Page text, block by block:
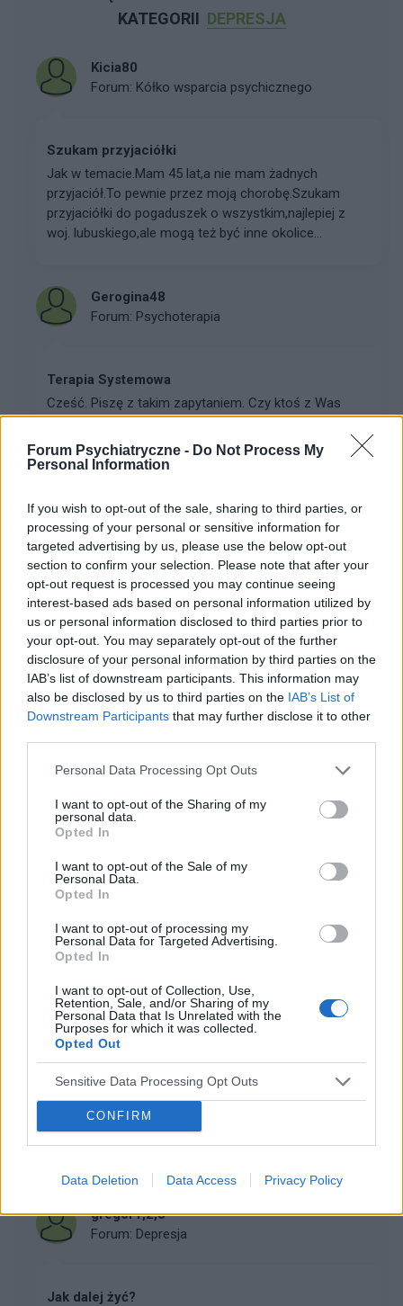
Forum Psychiatryczne - Do Not Process My
Personal Information
If you wish to opt-out of the sale, sharing to third parties, or
processing of your personal or sensitive information for
targeted advertising by us, please use the below opt-out
section to confirm your selection. Please note that after your
opt-out request is processed you may continue seeing
interest-based ads based on personal information utilized by
us or personal information disclosed to third parties prior to
your opt-out. You may separately opt-out of the further
disclosure of your personal information by third parties on the
IAB’s list of downstream participants. This information may
also be disclosed by us to third parties on the IAB’s List of
Downstream Participants that may further disclose it to other
Personal Data Processing Opt Outs
I want to opt-out of the Sharing of my
personal data.
Opted In
I want to opt-out of the Sale of my
Personal Data.
Opted In
I want to opt-out of processing my
Personal Data for Targeted Advertising.
Opted In
I want to opt-out of Collection, Use,
Retention, Sale, and/or Sharing of my
Personal Data that Is Unrelated with the
Purposes for which it was collected.
Opted Out
Sensitive Data Processing Opt Outs
CONFIRM
Data Deletion Data Access Privacy Policy
KATEGORII DEPRESJA
Kicia80
Forum: Kółko wsparcia psychicznego
Szukam przyjaciółki
Jak w temacie.Mam 45 lat,a nie mam żadnych
przyjaciół.To pewnie przez moją chorobę.Szukam
przyjaciółki do pogaduszek o wszystkim,najlepiej z
woj. lubuskiego,ale mogą też być inne okolice...
Gerogina48
Forum: Psychoterapia
Terapia Systemowa
Cześć. Piszę z takim zapytaniem. Czy ktoś z Was
przerabiał może u psychoterapeuty swoje dzieciństwo
? A potem dorosłe życie ? Napiszę po krotce: Jako
dziecko byłam bardzo porównywana do innych,
mike34
Forum:Depresja
Pytanie odnośnie dawki
Jeżeli jest tu ktoś kto się na tym zna to chciałbym się
dowiedzieć czy jest szansa, że 20 tabletek 10mg
zolpidemu pomogłoby facetowi o wymiarach 1,84 m i
ok. 135 kg permanentnie ewakuować się z tej p...
kingaaa89
Rozmowa, jak ja zaczac? jak sie zmienic zeby
wiecej gadac
Jak zacząć więcej mówić o sobie? Mój problem
polega na tym że wole słuchać innych niż mówić. Ale
zaczyna to być bardzo męczące, ponieważ np po
świętach i wizytach rodzinnych, rodzina/rodzeństwo
nic_nie_warty 38
Forum:Depresja
Cisza
gregor1,2,3
Forum: Depresja
Jak dalej żyć?